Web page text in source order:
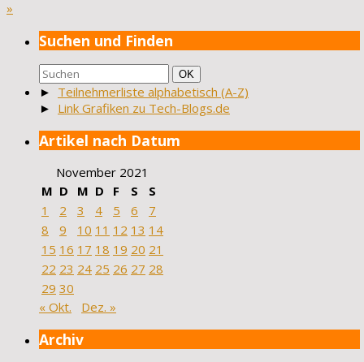
»
Suchen und Finden
Suchen
nach:
Suchen
OK
► Teilnehmerliste alphabetisch (A-Z)
► Link Grafiken zu Tech-Blogs.de
Artikel nach Datum
November 2021
M D M D F S
S
1
2 3 4 5 6
7
8
9 10 11 12 13 14
15 16 17 18 19 20 21
22 23 24 25 26 27 28
29 30
« Okt.
Dez. »
Archiv